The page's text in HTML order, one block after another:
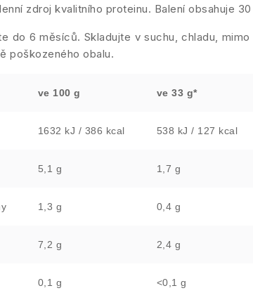
zdroj kvalitního proteinu. Balení obsahuje
do 6 měsíců. Skladujte v suchu, chladu,
poškozeného obalu.
ve 100 g ve 33 g*
1632 kJ / 386 kcal 538 kJ / 127 kcal
5,1 g 1,7 g
1,3 g 0,4 g
7,2 g 2,4 g
0,1 g <0,1 g